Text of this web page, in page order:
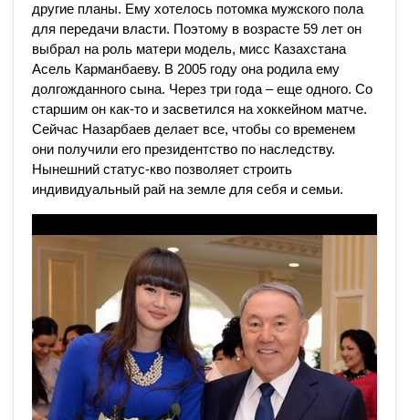
другие планы. Ему хотелось потомка мужского пола
для передачи власти. Поэтому в возрасте 59 лет он
выбрал на роль матери модель, мисс Казахстана
Асель Карманбаеву. В 2005 году она родила ему
долгожданного сына. Через три года – еще одного. Со
старшим он как-то и засветился на хоккейном матче.
Сейчас Назарбаев делает все, чтобы со временем
они получили его президентство по наследству.
Нынешний статус-кво позволяет строить
индивидуальный рай на земле для себя и семьи.